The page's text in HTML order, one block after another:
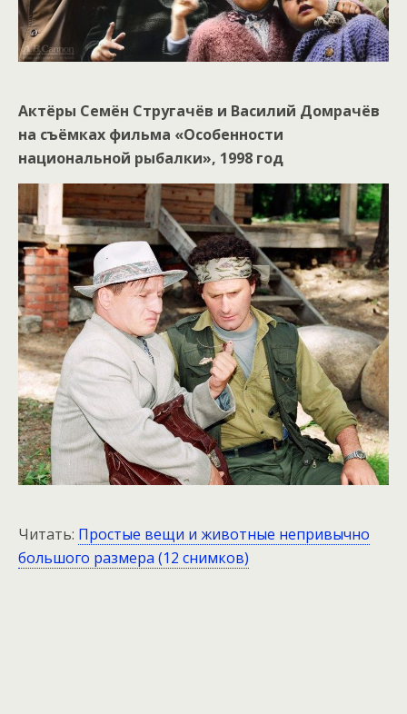
Актёры Семён Стругачёв и Василий Домрачёв
на съёмках фильма «Особенности
национальной рыбалки», 1998 год
Читать: Простые вещи и животные непривычно
большого размера (12 снимков)